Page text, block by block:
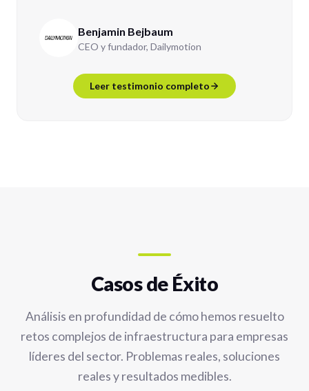
Benjamin Bejbaum
CEO y fundador, Dailymotion
Leer testimonio completo
Casos de Éxito
Análisis en profundidad de cómo hemos resuelto
retos complejos de infraestructura para empresas
líderes del sector. Problemas reales, soluciones
reales y resultados medibles.